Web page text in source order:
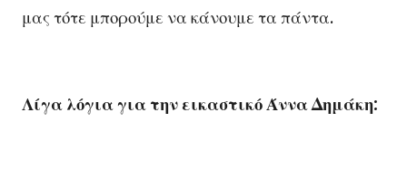
μας τότε μπορούμε να κάνουμε τα πάντα.
Λίγα λόγια για την εικαστικό Άννα Δημάκη: